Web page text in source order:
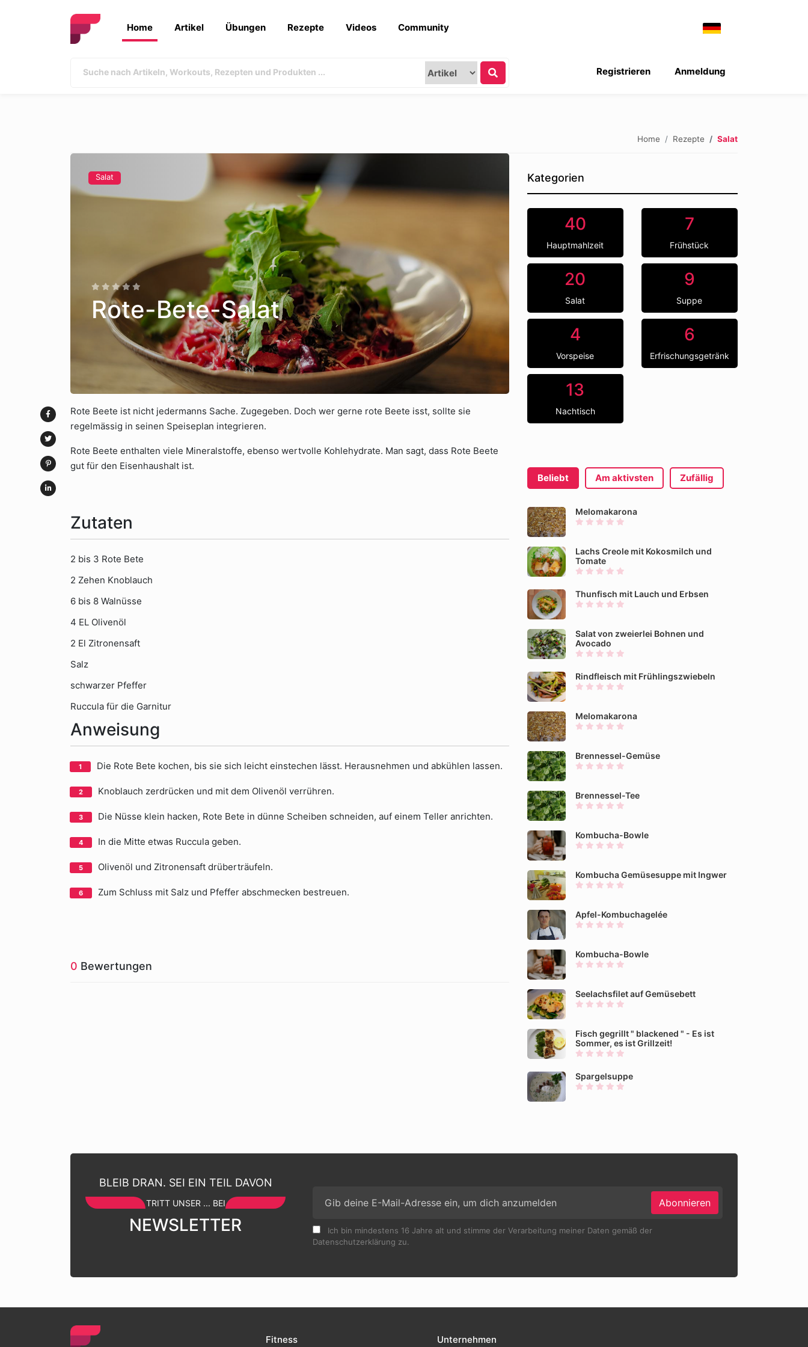
Home Artikel Übungen Rezepte Videos Community
Anmeldung
Registrieren
Home Rezepte Salat
Salat
Rote-Bete-Salat
Rote Beete ist nicht jedermanns Sache. Zugegeben. Doch wer gerne rote Beete isst, sollte sie
regelmässig in seinen Speiseplan integrieren.
Rote Beete enthalten viele Mineralstoffe, ebenso wertvolle Kohlehydrate. Man sagt, dass Rote Beete
gut für den Eisenhaushalt ist.
Zutaten
2 bis 3 Rote Bete
2 Zehen Knoblauch
6 bis 8 Walnüsse
4 EL Olivenöl
2 El Zitronensaft
Salz
schwarzer Pfeffer
Ruccula für die Garnitur
Anweisung
Die Rote Bete kochen, bis sie sich leicht einstechen lässt. Herausnehmen und abkühlen lassen.
Knoblauch zerdrücken und mit dem Olivenöl verrühren.
Die Nüsse klein hacken, Rote Bete in dünne Scheiben schneiden, auf einem Teller anrichten.
In die Mitte etwas Ruccula geben.
Olivenöl und Zitronensaft drüberträufeln.
Zum Schluss mit Salz und Pfeffer abschmecken bestreuen.
0 Bewertungen
Kategorien
40
Hauptmahlzeit
7
Frühstück
20
Salat
9
Suppe
4
Vorspeise
6
Erfrischungsgetränk
13
Nachtisch
Beliebt Am aktivsten Zufällig
Melomakarona
Lachs Creole mit Kokosmilch und
Tomate
Thunfisch mit Lauch und Erbsen
Salat von zweierlei Bohnen und
Avocado
Rindfleisch mit Frühlingszwiebeln
Melomakarona
Brennessel-Gemüse
Brennessel-Tee
Kombucha-Bowle
Kombucha Gemüsesuppe mit Ingwer
Apfel-Kombuchagelée
Kombucha-Bowle
Seelachsfilet auf Gemüsebett
Fisch gegrillt " blackened " - Es ist
Sommer, es ist Grillzeit!
Spargelsuppe
BLEIB DRAN. SEI EIN TEIL DAVON
TRITT UNSER ... BEI
NEWSLETTER
Abonnieren
Ich bin mindestens 16 Jahre alt und stimme der Verarbeitung meiner Daten gemäß der
Datenschutzerklärung zu.
Fitness Unternehmen